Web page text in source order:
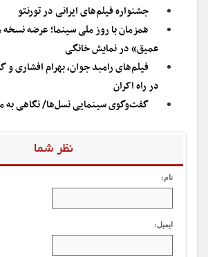
جشنواره فیلم‌های ایرانی در تورنتو
همزمان با روز ملی سینما؛ عرضه
عمیق» در نمایش خانگی
فیلم‌های رامبد جوان، بهرام افشاری و
در راه اکران
گفت‌وگوی سینمایی نسل‌ها/ نگاهی به
نظر شما
نام:
ایمیل: